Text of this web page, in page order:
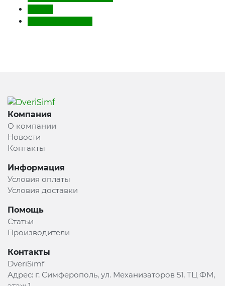
Компания
О компании
Новости
Контакты
Информация
Условия оплаты
Условия доставки
Помощь
Статьи
Производители
Контакты
DveriSimf
Адрес: г. Симферополь, ул. Механизаторов 51, ТЦ ФМ,